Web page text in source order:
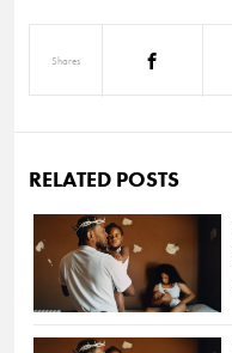
Shares
RELATED POSTS